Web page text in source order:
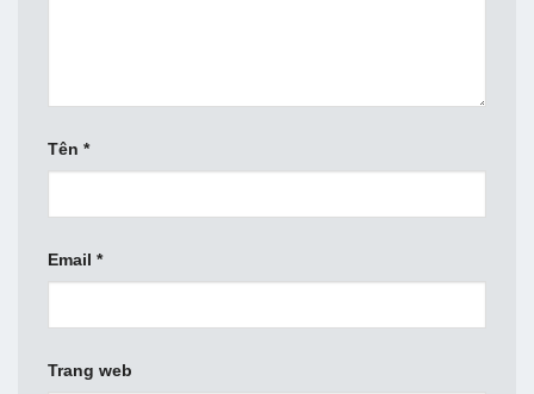
Tên *
Email *
Trang web